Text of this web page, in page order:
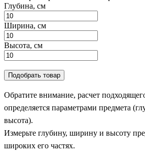
Глубина, см
Ширина, см
Высота, см
Подобрать товар
Обратите внимание, расчет
определяется параметрами предмета
высота).
Измерьте глубину, ширину и высоту
широких его частях.